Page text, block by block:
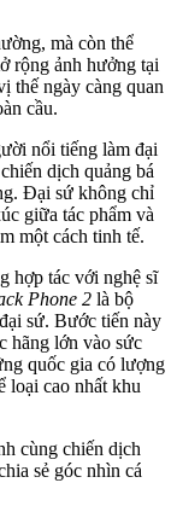
mà còn thể
rộng ảnh hưởng tại
thế ngày càng quan
cầu.
nổi tiếng làm đại
dịch quảng bá
Đại sứ không chỉ
giữa tác phẩm và
một cách tinh tế.
hợp tác với nghệ sĩ
Phone 2 là bộ
sứ. Bước tiến này
hãng lớn vào sức
quốc gia có lượng
loại cao nhất khu
cùng chiến dịch
sẻ góc nhìn cá